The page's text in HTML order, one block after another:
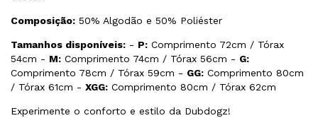
Composição: 50% Algodão e 50% Poliéster
Tamanhos disponíveis: - P: Comprimento 72cm / Tórax
54cm - M: Comprimento 74cm / Tórax 56cm - G:
Comprimento 78cm / Tórax 59cm - GG: Comprimento 80cm
/ Tórax 61cm - XGG: Comprimento 80cm / Tórax 62cm
Experimente o conforto e estilo da Dubdogz!